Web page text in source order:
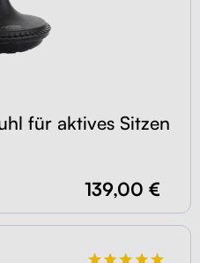
für aktives Sitzen
139,00 €